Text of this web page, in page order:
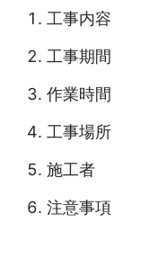
工事内容
工事期間
作業時間
工事場所
施工者
注意事項